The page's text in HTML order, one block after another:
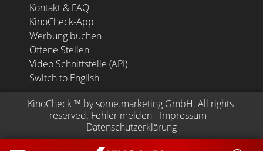
Kontakt & FAQ
KinoCheck-App
Werbung buchen
Offene Stellen
Video Schnittstelle (API)
Switch to English
KinoCheck ™ by some.marketing GmbH. All rights
reserved. Fehler melden - Impressum -
Datenschutzerklärung